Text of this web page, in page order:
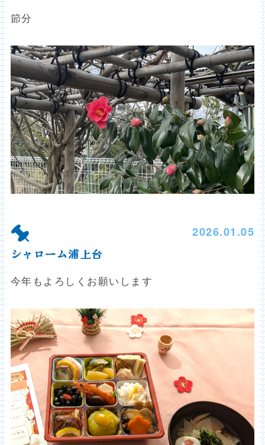
節分
2026.01.05
シャローム浦上台
今年もよろしくお願いします